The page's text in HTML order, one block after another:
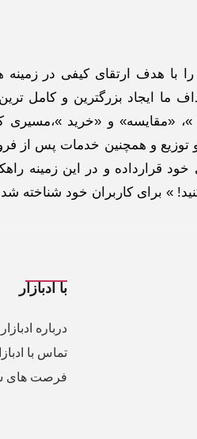
به طوررسمی در سال 93 فعالیت خود را با هدف
ایجاد بزرگترین و کامل ترین
«مقایسه» و «خرید »،مسیری
و همچنین خدمات پس از
قرارداده و در این زمینه
» برای کاربران خود شناخته
با ادبازار
درباره ادبازار
تماس با
فرصت های